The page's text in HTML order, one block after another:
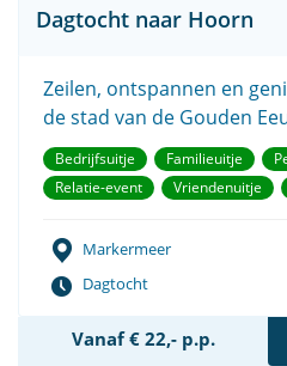
Dagtocht naar Hoorn
Zeilen, ontspannen en
de stad van de Gouden
Bedrijfsuitje Familieuitje
Relatie-event
Vriendenuitje
Markermeer
Dagtocht
Vanaf € 22,- p.p.